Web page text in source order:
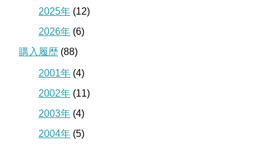
2025年 (12)
2026年 (6)
購入履歴 (88)
2001年 (4)
2002年 (11)
2003年 (4)
2004年 (5)